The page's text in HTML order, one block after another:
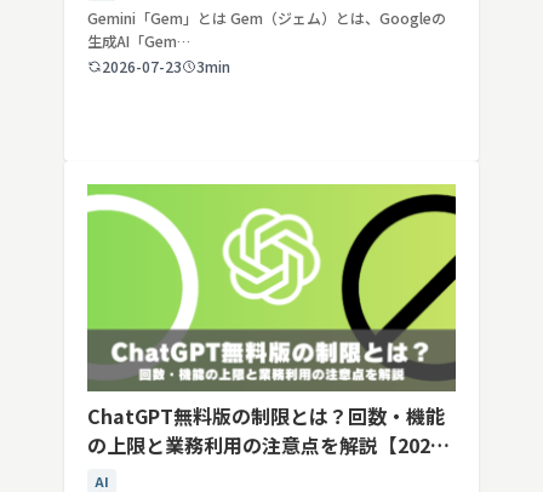
Gemini「Gem」とは Gem（ジェム）とは、Googleの
生成AI「Gem…
2026-07-23
3min
ChatGPT無料版の制限とは？回数・機能
の上限と業務利用の注意点を解説【2026
年最新】
AI